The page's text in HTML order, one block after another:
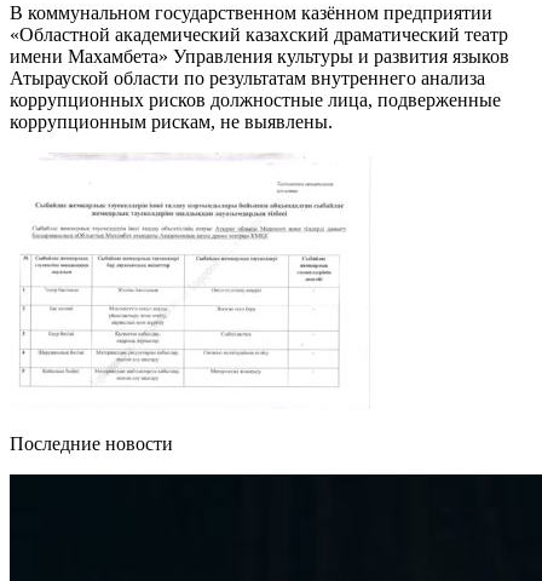
В коммунальном государственном казённом предприятии
«Областной академический казахский драматический театр
имени Махамбета» Управления культуры и развития языков
Атырауской области по результатам внутреннего анализа
коррупционных рисков должностные лица, подверженные
коррупционным рискам, не выявлены.
Последние новости